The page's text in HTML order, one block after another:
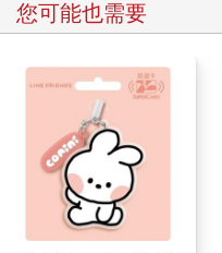
您可能也需要